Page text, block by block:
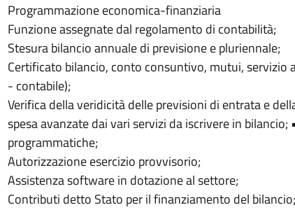
Programmazione economica-finanziaria
Funzione assegnate dal regolamento di contabilità;
Stesura bilancio annuale di previsione e pluriennale;
Certificato bilancio, conto consuntivo, mutui, servizio
- contabile);
Verifica della veridicità delle previsioni di entrata e
spesa avanzate dai vari servizi da iscrivere in bilancio;
programmatiche;
Autorizzazione esercizio provvisorio;
Assistenza software in dotazione al settore;
Contributi detto Stato per il finanziamento del bilancio;